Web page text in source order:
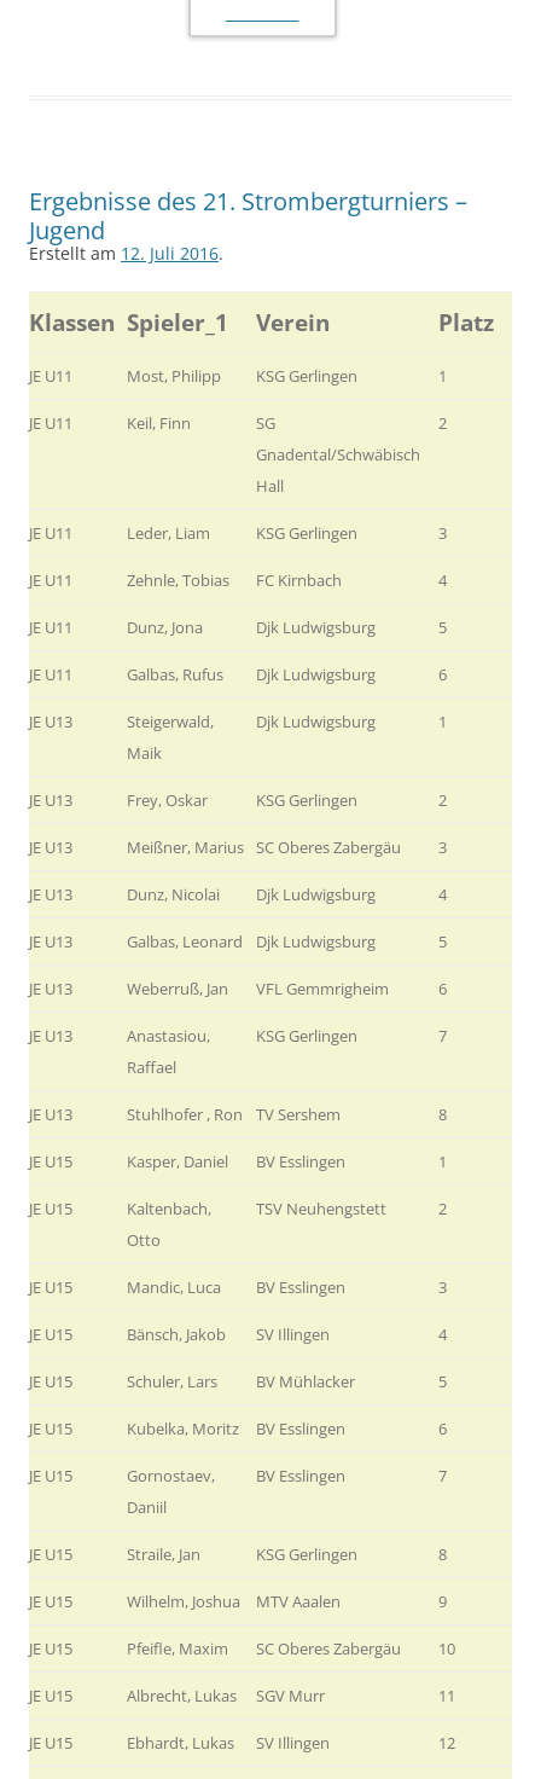
Ergebnisse des 21. Strombergturniers –
Jugend
Erstellt am 12. Juli 2016.
Klassen Spieler_1 Verein Platz
JE U11 Most, Philipp KSG Gerlingen 1
JE U11 Keil, Finn
SG
Gnadental/Schwäbisch
Hall
2
JE U11 Leder, Liam KSG Gerlingen 3
JE U11 Zehnle, Tobias FC Kirnbach 4
JE U11 Dunz, Jona Djk Ludwigsburg 5
JE U11 Galbas, Rufus Djk Ludwigsburg 6
JE U13
Steigerwald,
Maik
Djk Ludwigsburg 1
JE U13 Frey, Oskar KSG Gerlingen 2
JE U13 Meißner, Marius SC Oberes Zabergäu 3
JE U13 Dunz, Nicolai Djk Ludwigsburg 4
JE U13 Galbas, Leonard Djk Ludwigsburg 5
JE U13 Weberruß, Jan VFL Gemmrigheim 6
JE U13
Anastasiou,
Raffael
KSG Gerlingen 7
JE U13 Stuhlhofer , Ron TV Sershem 8
JE U15 Kasper, Daniel BV Esslingen 1
JE U15
Kaltenbach,
Otto
TSV Neuhengstett 2
JE U15 Mandic, Luca BV Esslingen 3
JE U15 Bänsch, Jakob SV Illingen 4
JE U15 Schuler, Lars BV Mühlacker 5
JE U15 Kubelka, Moritz BV Esslingen 6
JE U15
Gornostaev,
Daniil
BV Esslingen 7
JE U15 Straile, Jan KSG Gerlingen 8
JE U15 Wilhelm, Joshua MTV Aaalen 9
JE U15 Pfeifle, Maxim SC Oberes Zabergäu 10
JE U15 Albrecht, Lukas SGV Murr 11
JE U15 Ebhardt, Lukas SV Illingen 12